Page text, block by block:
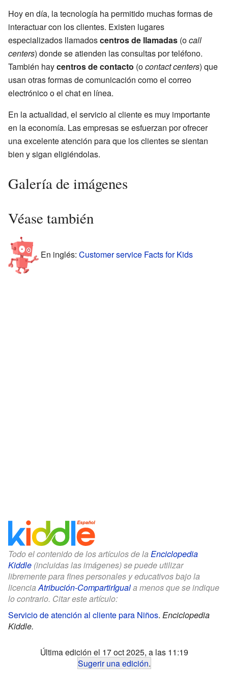
Hoy en día, la tecnología ha permitido muchas formas de
interactuar con los clientes. Existen lugares
especializados llamadoscentros de llamadas (ocall
centers) donde se atienden las consultas por teléfono.
También haycentros de contacto (ocontact centers) que
usan otras formas de comunicación como el correo
electrónico o el chat en línea.
En la actualidad, el servicio al cliente es muy importante
en la economía. Las empresas se esfuerzan por ofrecer
una excelente atención para que los clientes se sientan
bien y sigan eligiéndolas.
Galería de imágenes
Véase también
En inglés: Customer service Facts for Kids
Todo el contenido de los artículos de la Enciclopedia
Kiddle (incluidas las imágenes) se puede utilizar
libremente para fines personales y educativos bajo la
licenciaAtribución-CompartirIguala menos que se indique
lo contrario. Citar este artículo:
Servicio de atención al cliente para Niños. Enciclopedia
Kiddle.
Última edición el 17 oct 2025, a las 11:19
Sugerir una edición.